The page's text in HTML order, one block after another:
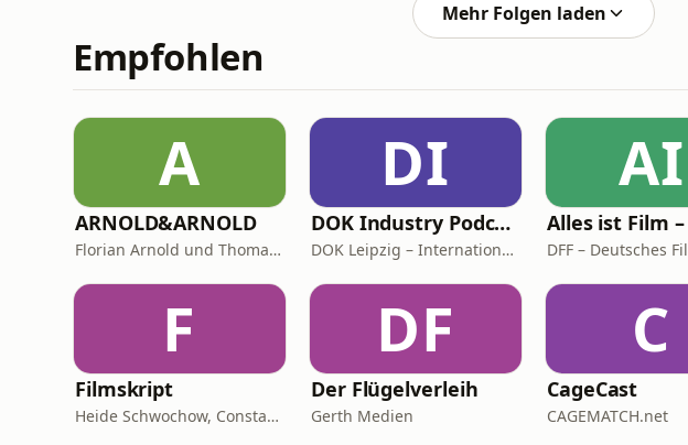
Mehr Folgen laden
Empfohlen
A
ARNOLD&ARNOLD
Florian Arnold und Thomas Arnold
DI
DOK Industry Podcast
DOK Leipzig – International Leipzig Festival for Documentary and Animated Film
AI
F
Filmskript
Heide Schwochow, Constantin Lieb
DF
Der Flügelverleih
Gerth Medien
C
CageCast
CAGEMATCH.net